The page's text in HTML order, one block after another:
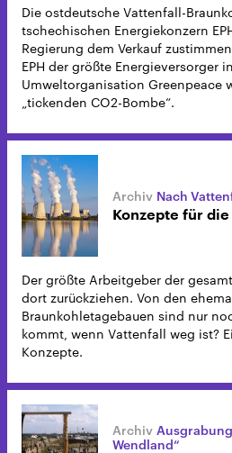
Die ostdeutsche Vattenfall-
tschechischen Energiekonzern
Regierung dem Verkauf
EPH der größte Energieversorger
Umweltorganisation Greenpeace
„tickenden CO2-Bombe“.
Nach
Konzepte für
Der größte Arbeitgeber der
dort zurückziehen. Von den
Braunkohletagebauen sind nur
kommt, wenn Vattenfall weg ist?
Konzepte.
Wendland“